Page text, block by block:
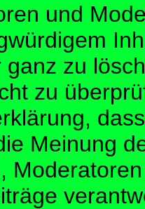
und
zu
zu
Meinung